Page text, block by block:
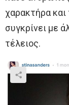
χαρακτήρα
συγκρίνει με
τέλειος.